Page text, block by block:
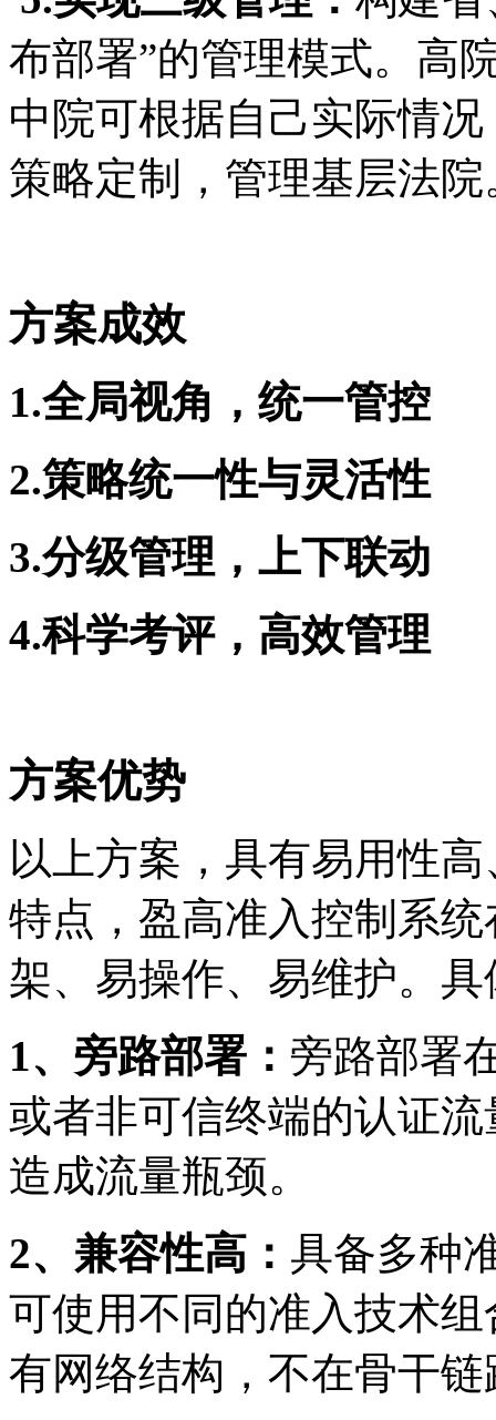
布部署”的管理模式。高
中院可根据自己实际情
策略定制，管理基层法院
方案成效
1.全局视角，统一管控
2.策略统一性与灵活性
3.分级管理，上下联动
4.科学考评，高效管理
方案优势
以上方案，具有易用性
特点，盈高准入控制系
架、易操作、易维护。
1、旁路部署： 旁路部署
或者非可信终端的认证
造成流量瓶颈。
2、兼容性高： 具备多种
可使用不同的准入技术
有网络结构，不在骨干